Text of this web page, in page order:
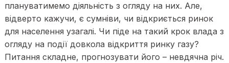
плануватимемо діяльність з огляду на них. Але,
відверто кажучи, є сумніви, чи відкриється ринок
для населення узагалі. Чи піде на такий крок влада з
огляду на події довкола відкриття ринку газу?
Питання складне, прогнозувати його – невдячна річ.